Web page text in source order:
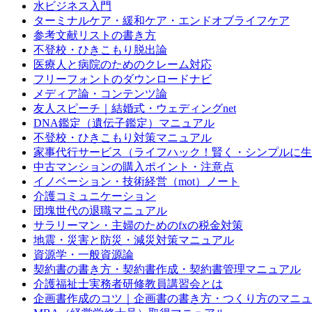
水ビジネス入門
ターミナルケア・緩和ケア・エンドオブライフケア
参考文献リストの書き方
不登校・ひきこもり脱出論
医療人と病院のためのクレーム対応
フリーフォントのダウンロードナビ
メディア論・コンテンツ論
友人スピーチ｜結婚式・ウェディングnet
DNA鑑定（遺伝子鑑定）マニュアル
不登校・ひきこもり対策マニュアル
家事代行サービス（ライフハック！賢く・シンプルに
中古マンションの購入ポイント・注意点
イノベーション・技術経営（mot）ノート
介護コミュニケーション
団塊世代の退職マニュアル
サラリーマン・主婦のためのfxの税金対策
地震・災害と防災・減災対策マニュアル
資源学・一般資源論
契約書の書き方・契約書作成・契約書管理マニュアル
介護福祉士実務者研修教員講習会とは
企画書作成のコツ｜企画書の書き方・つくり方のマニ